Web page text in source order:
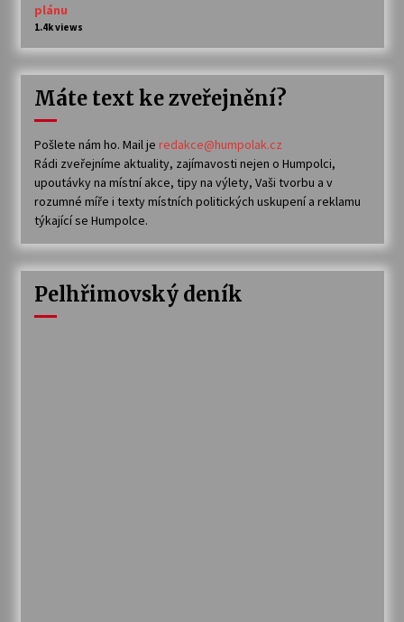
plánu
1.4k views
Máte text ke zveřejnění?
Pošlete nám ho. Mail je redakce@humpolak.cz
Rádi zveřejníme aktuality, zajímavosti nejen o Humpolci,
upoutávky na místní akce, tipy na výlety, Vaši tvorbu a v
rozumné míře i texty místních politických uskupení a reklamu
týkající se Humpolce.
Pelhřimovský deník